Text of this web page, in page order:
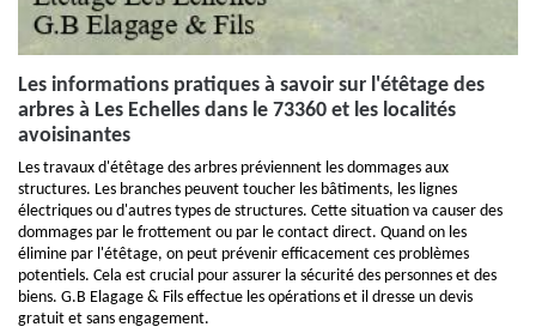
Les informations pratiques à savoir sur l'étêtage des
arbres à Les Echelles dans le 73360 et les localités
avoisinantes
Les travaux d'étêtage des arbres préviennent les dommages aux
structures. Les branches peuvent toucher les bâtiments, les lignes
électriques ou d'autres types de structures. Cette situation va causer des
dommages par le frottement ou par le contact direct. Quand on les
élimine par l'étêtage, on peut prévenir efficacement ces problèmes
potentiels. Cela est crucial pour assurer la sécurité des personnes et des
biens. G.B Elagage & Fils effectue les opérations et il dresse un devis
gratuit et sans engagement.